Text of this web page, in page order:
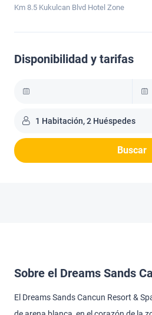
Km 8.5 Kukulcan Blvd Hotel Zone
Disponibilidad y tarifas
1 Habitación, 2 Huéspedes
Buscar
Sobre el Dreams Sands
El Dreams Sands Cancun Resort &